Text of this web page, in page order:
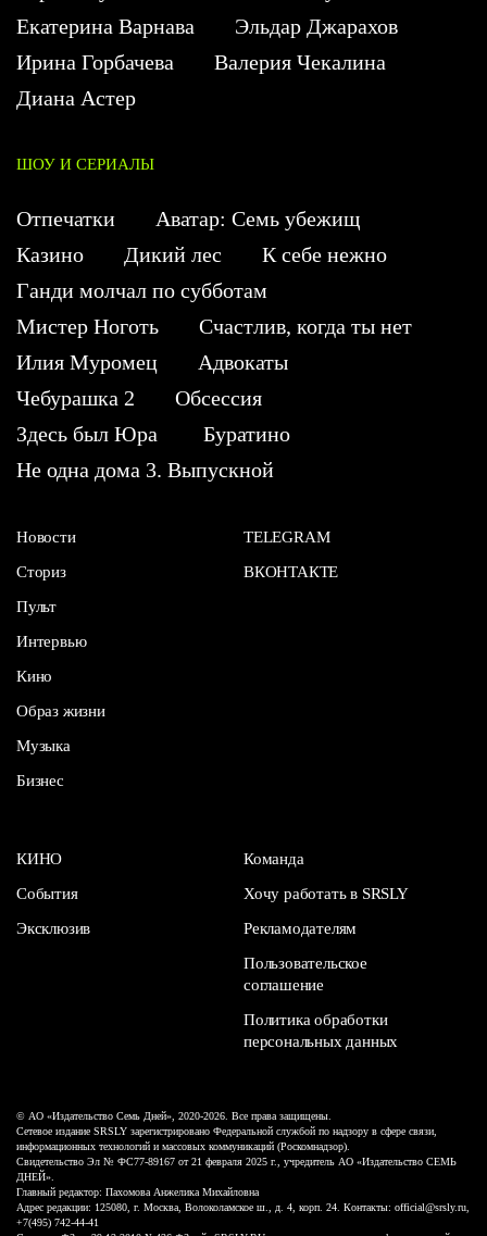
Екатерина Варнава
Эльдар Джарахов
Ирина Горбачева
Валерия Чекалина
Диана Астер
ШОУ И СЕРИАЛЫ
Отпечатки
Аватар: Семь убежищ
Казино
Дикий лес
К себе нежно
Ганди молчал по субботам
Мистер Ноготь
Счастлив, когда ты нет
Илия Муромец
Адвокаты
Чебурашка 2
Обсессия
Здесь был Юра
Буратино
Не одна дома 3. Выпускной
Новости
Сториз
Пульт
Интервью
Кино
Образ жизни
Музыка
Бизнес
TELEGRAM
ВКОНТАКТЕ
КИНО
События
Эксклюзив
Команда
Хочу работать в SRSLY
Рекламодателям
Пользовательское
соглашение
Политика обработки
персональных данных
© АО «Издательство Семь Дней», 2020-2026. Все права защищены.
Сетевое издание SRSLY зарегистрировано Федеральной службой по надзору в сфере связи,
информационных технологий и массовых коммуникаций (Роскомнадзор).
Свидетельство Эл № ФС77-89167 от 21 февраля 2025 г., учредитель АО «Издательство СЕМЬ
ДНЕЙ».
Главный редактор: Пахомова Анжелика Михайловна
Адрес редакции: 125080, г. Москва, Волоколамское ш., д. 4, корп. 24. Контакты: official@srsly.ru,
+7(495) 742-44-41